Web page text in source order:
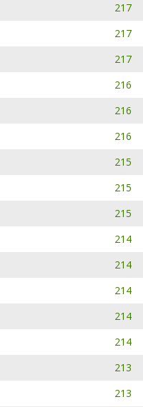
217
217
217
216
216
216
215
215
215
214
214
214
214
214
213
213